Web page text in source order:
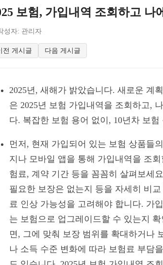
보험, 가입내역 조회하고 나
성자: 관리자
전 게시글 다음 게시글
2025년, 새해가 밝았습니다. 새로운 계
은 2025년 보험 가입내역을 조회하고,
다. 복잡한 보험 용어 없이, 10년차 보
먼저, 현재 가입되어 있는 보험 상품들
지나 모바일 앱을 통해 가입내역을 조
험료, 계약 기간 등을 꼼꼼히 살펴보세
필요한 보장은 없는지 등을 자세히 비
료 인상 가능성을 고려해야 합니다. 가
는 보험으로 업그레이드할 수 있는지
면, 그에 맞춰 보장 범위를 확대하거나
나 소득 수준 변화에 따라 보험료 부담